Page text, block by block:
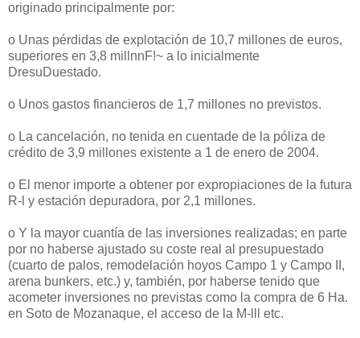
originado principalmente por:
o Unas pérdidas de explotación de 10,7 millones de euros,
superiores en 3,8 millnnF!~ a lo inicialmente
DresuDuestado.
o Unos gastos financieros de 1,7 millones no previstos.
o La cancelación, no tenida en cuentade de la póliza de
crédito de 3,9 millones existente a 1 de enero de 2004.
o El menor importe a obtener por expropiaciones de la futura
R-l y estación depuradora, por 2,1 millones.
o Y la mayor cuantía de las inversiones realizadas; en parte
por no haberse ajustado su coste real al presupuestado
(cuarto de palos, remodelación hoyos Campo 1 y Campo II,
arena bunkers, etc.) y, también, por haberse tenido que
acometer inversiones no previstas como la compra de 6 Ha.
en Soto de Mozanaque, el acceso de la M-lll etc.